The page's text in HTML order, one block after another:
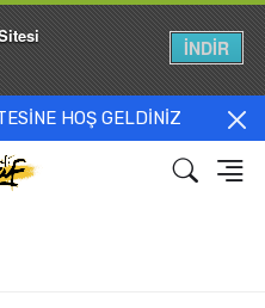
HOŞ GELDİNİZ
İNDİR